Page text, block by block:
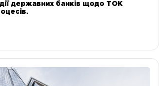
державних банків щодо ТОК